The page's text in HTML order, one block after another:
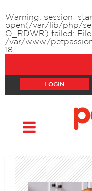
Warning :
open(/var/lib/php/
O_RDWR) failed:
/var/www/
18
LOGIN